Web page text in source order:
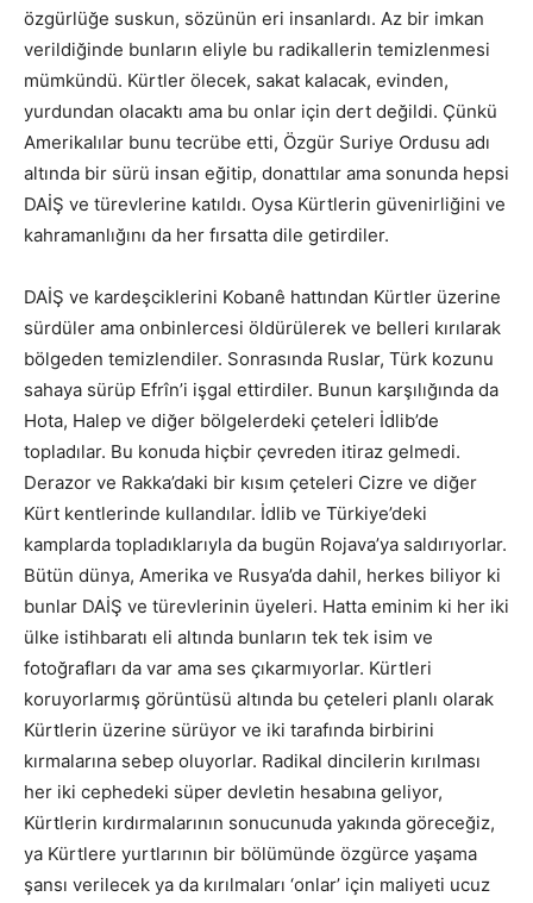
özgürlüğe suskun, sözünün eri insanlardı. Az bir imkan
verildiğinde bunların eliyle bu radikallerin temizlenmesi
mümkündü. Kürtler ölecek, sakat kalacak, evinden,
yurdundan olacaktı ama bu onlar için dert değildi. Çünkü
Amerikalılar bunu tecrübe etti, Özgür Suriye Ordusu adı
altında bir sürü insan eğitip, donattılar ama sonunda hepsi
DAİŞ ve türevlerine katıldı. Oysa Kürtlerin güvenirliğini ve
kahramanlığını da her fırsatta dile getirdiler.
DAİŞ ve kardeşciklerini Kobanê hattından Kürtler üzerine
sürdüler ama onbinlercesi öldürülerek ve belleri kırılarak
bölgeden temizlendiler. Sonrasında Ruslar, Türk kozunu
sahaya sürüp Efrîn’i işgal ettirdiler. Bunun karşılığında da
Hota, Halep ve diğer bölgelerdeki çeteleri İdlib’de
topladılar. Bu konuda hiçbir çevreden itiraz gelmedi.
Derazor ve Rakka’daki bir kısım çeteleri Cizre ve diğer
Kürt kentlerinde kullandılar. İdlib ve Türkiye’deki
kamplarda topladıklarıyla da bugün Rojava’ya saldırıyorlar.
Bütün dünya, Amerika ve Rusya’da dahil, herkes biliyor ki
bunlar DAİŞ ve türevlerinin üyeleri. Hatta eminim ki her iki
ülke istihbaratı eli altında bunların tek tek isim ve
fotoğrafları da var ama ses çıkarmıyorlar. Kürtleri
koruyorlarmış görüntüsü altında bu çeteleri planlı olarak
Kürtlerin üzerine sürüyor ve iki tarafında birbirini
kırmalarına sebep oluyorlar. Radikal dincilerin kırılması
her iki cephedeki süper devletin hesabına geliyor,
Kürtlerin kırdırmalarının sonucunuda yakında göreceğiz,
ya Kürtlere yurtlarının bir bölümünde özgürce yaşama
şansı verilecek ya da kırılmaları ‘onlar’ için maliyeti ucuz